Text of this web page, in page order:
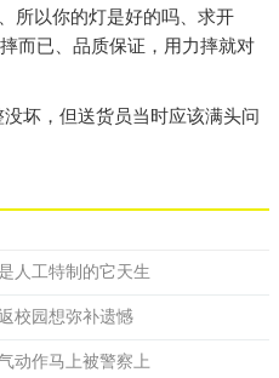
所以你的灯是好的吗、求开
而已、品质保证，用力摔就对
坏，但送货员当时应该满头问
人工特制的它天生
校园想弥补遗憾
动作马上被警察上